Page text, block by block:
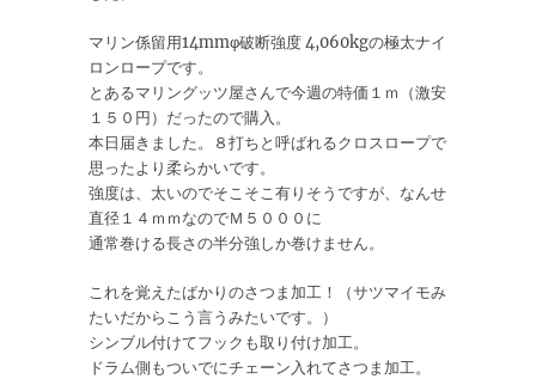
マリン係留用14mmφ破断強度 4,060kgの極太ナイ
ロンロープです。
とあるマリングッツ屋さんで今週の特価１ｍ（激安
１５０円）だったので購入。
本日届きました。８打ちと呼ばれるクロスロープで
思ったより柔らかいです。
強度は、太いのでそこそこ有りそうですが、なんせ
直径１４ｍｍなのでＭ５０００に
通常巻ける長さの半分強しか巻けません。
これを覚えたばかりのさつま加工！（サツマイモみ
たいだからこう言うみたいです。）
シンブル付けてフックも取り付け加工。
ドラム側もついでにチェーン入れてさつま加工。